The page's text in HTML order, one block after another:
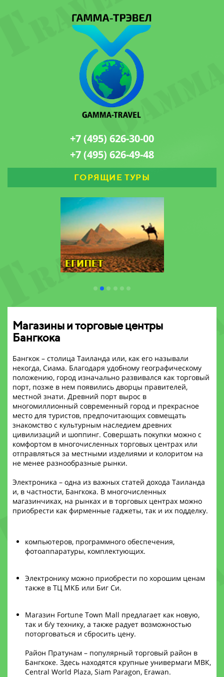
+7 (495) 626-30-00
+7 (495) 626-49-48
ГОРЯЩИЕ ТУРЫ
Магазины и торговые центры
Бангкока
Бангкок – столица Таиланда или, как его называли
некогда, Сиама. Благодаря удобному географическому
положению, город изначально развивался как торговый
порт, позже в нем появились дворцы правителей,
местной знати. Древний порт вырос в
многомиллионный современный город и прекрасное
место для туристов, предпочитающих совмещать
знакомство с культурным наследием древних
цивилизаций и шоппинг. Совершать покупки можно с
комфортом в многочисленных торговых центрах или
отправляться за местными изделиями и колоритом на
не менее разнообразные рынки.
Электроника – одна из важных статей дохода Таиланда
и, в частности, Бангкока. В многочисленных
магазинчиках, на рынках и в торговых центрах можно
приобрести как фирменные гаджеты, так и их подделку.
компьютеров, программного обеспечения,
фотоаппаратуры, комплектующих.
Электронику можно приобрести по хорошим ценам
также в ТЦ МКБ или Биг Си.
Магазин Fortune Town Mall предлагает как новую,
так и б/у технику, а также радует возможностью
поторговаться и сбросить цену.
Район Пратунам – популярный торговый район в
Бангкоке. Здесь находятся крупные универмаги МВК,
Central World Plaza, Siam Paragon, Erawan.